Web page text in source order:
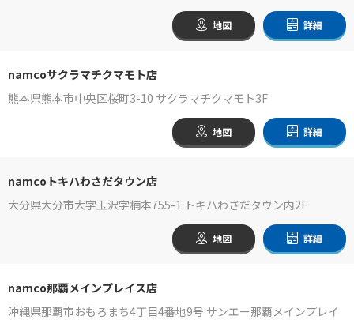
地図 詳細
namcoサクラマチクマモト店
熊本県熊本市中央区桜町3-10 サクラマチクマモト3F
地図 詳細
namcoトキハわさだタウン店
大分県大分市大字玉沢字楠本755-1 トキハわさだタウン内2F
地図 詳細
namco那覇メインプレイス店
沖縄県那覇市おもろまち4丁目4番地9号 サンエー那覇メインプレイ